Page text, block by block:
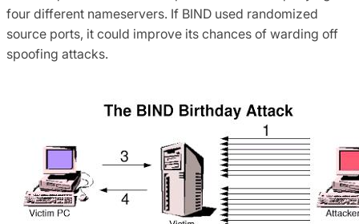
four different nameservers. If BIND used randomized
source ports, it could improve its chances of warding off
spoofing attacks.